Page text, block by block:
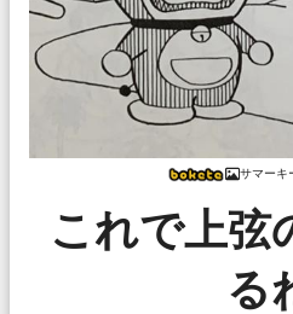
サマーキ
これで上弦
る